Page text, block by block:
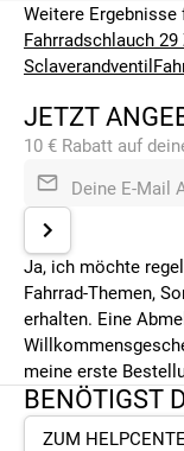
Weitere Ergebnisse
Fahrradschlauch 29
Sclaverandventil
JETZT
10 € Rabatt auf
Deine E-Mail
Ja, ich möchte
Fahrrad-Themen,
erhalten. Eine
meine erste
BENÖTIGST
ZUM